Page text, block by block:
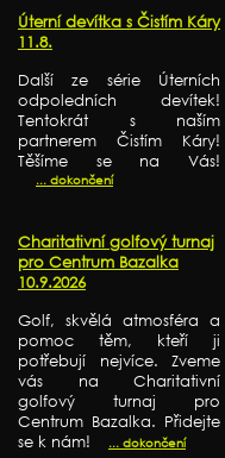
Úterní devítka s Čistím Káry
11.8.
Další ze série Úterních
odpoledních devítek!
Tentokrát s naším
partnerem Čistím Káry!
Těšíme se na Vás!
... dokončení
Charitativní golfový turnaj
pro Centrum Bazalka
10.9.2026
Golf, skvělá atmosféra a
pomoc těm, kteří ji
potřebují nejvíce. Zveme
vás na Charitativní
golfový turnaj pro
Centrum Bazalka. Přidejte
se k nám!
... dokončení